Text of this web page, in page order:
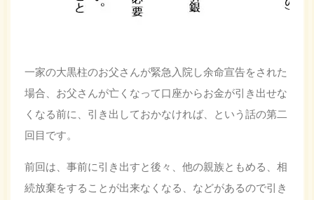
一家の大黒柱のお父さんが緊急入院し余命宣告をされた
場合、お父さんが亡くなって口座からお金が引き出せな
くなる前に、引き出しておかなければ、という話の第二
回目です。
前回は、事前に引き出すと後々、他の親族ともめる、相
続放棄をすることが出来なくなる、などがあるので引き